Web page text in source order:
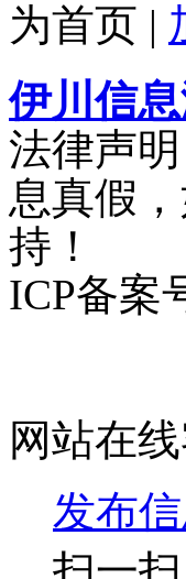
为首页 |
伊川信
法律声
息真假
持！
ICP备案
网站在
发布